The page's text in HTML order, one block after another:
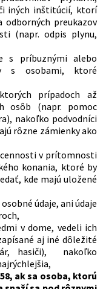
iných inštitúcií, ktorí
odborných preukazov
(napr. odpis plynu,
s príbuznými alebo
s osobami, ktoré
prípadoch až
osôb (napr. pomoc
nakoľko podvodníci
rôzne zámienky ako
v prítomnosti
konania, ktoré by
kde majú uložené
údaje, ani údaje
v dome, vedeli ich
aj iné dôležité
hasiči), nakoľko
ak sa osoba, ktorú